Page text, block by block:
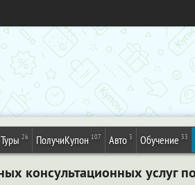
Туры 26 ПолучиКупон 107 Авто 3 Обучение 33
консультационных услуг